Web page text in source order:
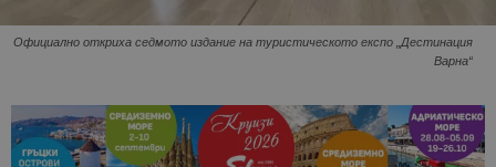
Официално откриха седмото издание на туристическото експо „Дестинация
Варна“